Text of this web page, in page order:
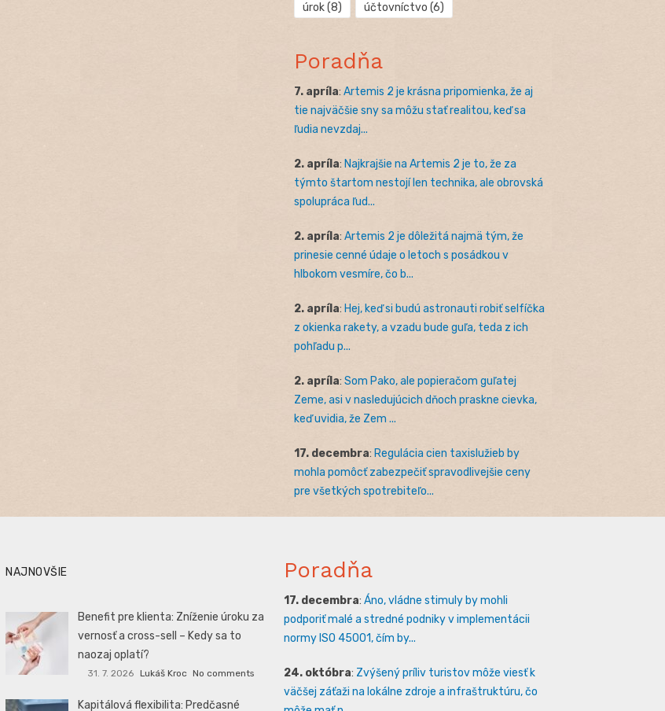
úrok(8) účtovníctvo (6)
Poradňa
7. apríla: Artemis 2 je krásna pripomienka, že aj
tie najväčšie sny sa môžu stať realitou, keď sa
ľudia nevzdaj...
2. apríla: Najkrajšie na Artemis 2 je to, že za
týmto štartom nestojí len technika, ale obrovská
spolupráca ľud...
2. apríla: Artemis 2 je dôležitá najmä tým, že
prinesie cenné údaje o letoch s posádkou v
hlbokom vesmíre, čo b...
2. apríla: Hej, keď si budú astronauti robiť selfíčka
z okienka rakety, a vzadu bude guľa, teda z ich
pohľadu p...
2. apríla: Som Pako, ale popieračom guľatej
Zeme, asi v nasledujúcich dňoch praskne cievka,
keď uvidia, že Zem ...
17. decembra: Regulácia cien taxislužieb by
mohla pomôcť zabezpečiť spravodlivejšie ceny
pre všetkých spotrebiteľo...
NAJNOVŠIE
Benefit pre klienta: Zníženie úroku za
vernosť a cross-sell – Kedy sa to
naozaj oplatí?
31. 7. 2026 Lukáš Kroc No comments
Kapitálová flexibilita: Predčasné
Poradňa
17. decembra: Áno, vládne stimuly by mohli
podporiť malé a stredné podniky v implementácii
normy ISO 45001, čím by...
24. októbra: Zvýšený príliv turistov môže viesť k
väčšej záťaži na lokálne zdroje a infraštruktúru, čo